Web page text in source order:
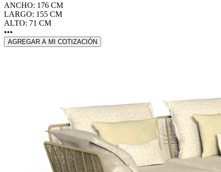
ANCHO: 176 CM
LARGO: 155 CM
ALTO: 71 CM
•••
AGREGAR A MI COTIZACIÓN